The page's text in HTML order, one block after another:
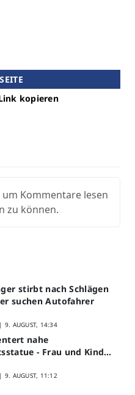
kopieren
Kommentare lesen
zu können.
stirbt nach Schlägen
suchen Autofahrer
9. AUGUST, 14:34
nahe
- Frau und Kind
9. AUGUST, 11:12